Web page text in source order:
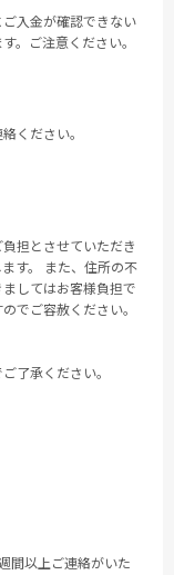
入金が確認できない
。ご注意ください。
ください。
担とさせていただき
す。 また、住所の不
してはお客様負担で
でご容赦ください。
了承ください。
間以上ご連絡がいた